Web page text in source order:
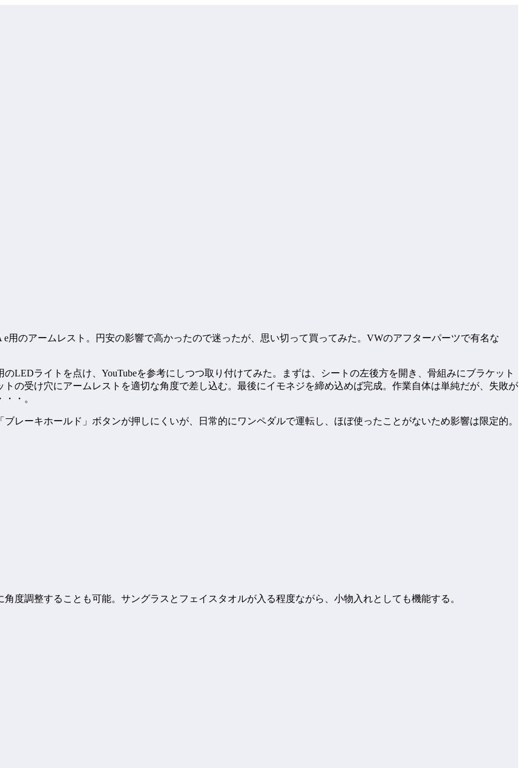
用のアームレスト。円安の影響で高かったので迷ったが、思い切って買ってみた。VWのアフターパーツで有名な
LEDライトを点け、YouTubeを参考にしつつ取り付けてみた。まずは、シートの左後方を開き、骨組みにブラケット
の受け穴にアームレストを適切な角度で差し込む。最後にイモネジを締め込めば完成。作業自体は単純だが、失敗が
・。
レーキホールド」ボタンが押しにくいが、日常的にワンペダルで運転し、ほぼ使ったことがないため影響は限定的。
度調整することも可能。サングラスとフェイスタオルが入る程度ながら、小物入れとしても機能する。